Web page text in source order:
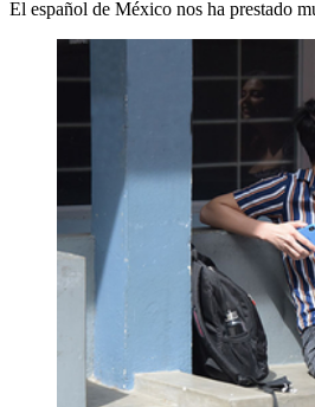
El español de México nos ha prestado